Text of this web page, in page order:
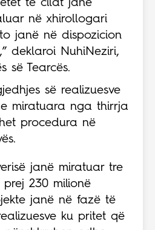
të cilat janë
në xhirollogari
janë në dispozicion
deklaroi NuhiNeziri,
së Tearcës.
së realizuesve
miratuara nga thirrja
procedura në
janë miratuar tre
230 milionë
janë në fazë të
ku pritet që